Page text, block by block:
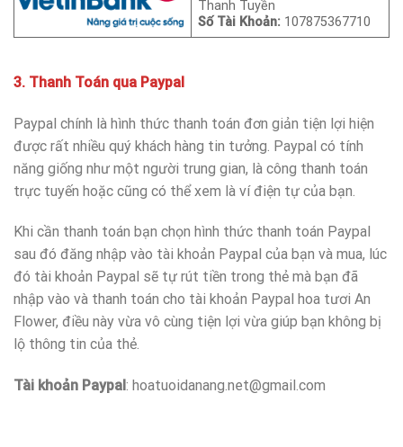
Thanh Tuyền
Số Tài Khoản: 107875367710
3. Thanh Toán qua Paypal
Paypal chính là hình thức thanh toán đơn giản tiện lợi hiện
được rất nhiều quý khách hàng tin tưởng. Paypal có tính
năng giống như một người trung gian, là công thanh toán
trực tuyến hoặc cũng có thể xem là ví điện tự của bạn.
Khi cần thanh toán bạn chọn hình thức thanh toán Paypal
sau đó đăng nhập vào tài khoản Paypal của bạn và mua, lúc
đó tài khoản Paypal sẽ tự rút tiền trong thẻ mà bạn đã
nhập vào và thanh toán cho tài khoản Paypal hoa tươi An
Flower, điều này vừa vô cùng tiện lợi vừa giúp bạn không bị
lộ thông tin của thẻ.
Tài khoản Paypal : hoatuoidanang.net@gmail.com